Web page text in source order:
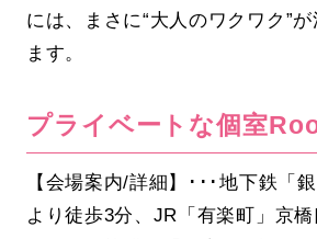
には、まさに“大人のワクワク”
ます。
プライベートな個室
【会場案内/詳細】･･･地下鉄「
より徒歩3分、JR「有楽町」京